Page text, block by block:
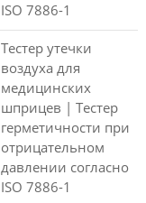
ISO 7886-1
Тестер утечки
воздуха для
медицинских
шприцев | Тестер
герметичности при
отрицательном
давлении согласно
ISO 7886-1